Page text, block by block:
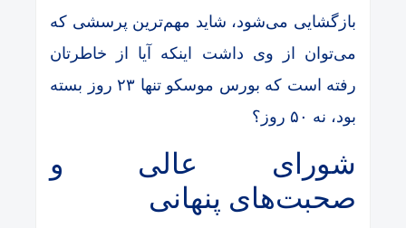
بازگشایی می‌شود، شاید مهم‌ترین پرسشی که
می‌توان از وی داشت اینکه آیا از خاطرتان
رفته است که بورس موسکو تنها ۲۳ روز بسته
بود، نه ۵۰ روز؟
شورای عالی و
صحبت‌های پنهانی